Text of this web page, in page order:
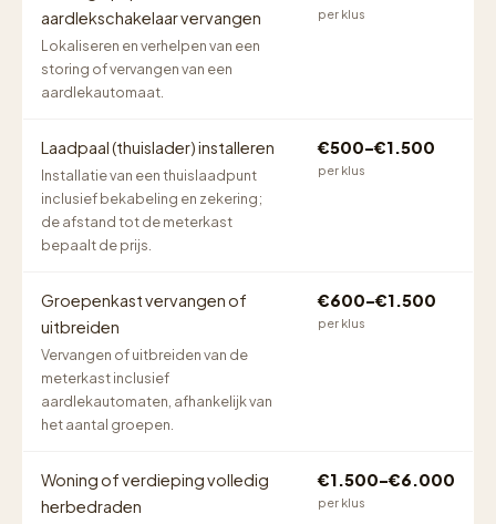
aardlekschakelaar vervangen
Lokaliseren en verhelpen van een
storing of vervangen van een
aardlekautomaat.
per klus
Laadpaal (thuislader) installeren
Installatie van een thuislaadpunt
inclusief bekabeling en zekering;
de afstand tot de meterkast
bepaalt de prijs.
€500–€1.500
per klus
Groepenkast vervangen of
uitbreiden
Vervangen of uitbreiden van de
meterkast inclusief
aardlekautomaten, afhankelijk van
het aantal groepen.
€600–€1.500
per klus
Woning of verdieping volledig
herbedraden
€1.500–€6.000
per klus